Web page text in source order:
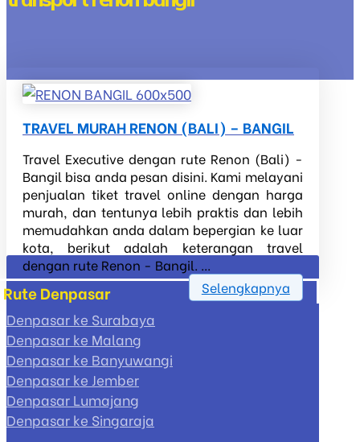
TRAVEL MURAH RENON (BALI) – BANGIL
Travel Executive dengan rute Renon (Bali) -
Bangil bisa anda pesan disini. Kami melayani
penjualan tiket travel online dengan harga
murah, dan tentunya lebih praktis dan lebih
memudahkan anda dalam bepergian ke luar
kota, berikut adalah keterangan travel
dengan rute Renon - Bangil. ...
Selengkapnya
Rute Denpasar
Denpasar ke Surabaya
Denpasar ke Malang
Denpasar ke Banyuwangi
Denpasar ke Jember
Denpasar Lumajang
Denpasar ke Singaraja